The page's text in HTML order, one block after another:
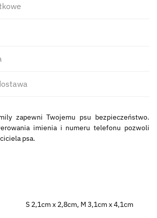
zapewni Twojemu psu bezpieczeństwo.
imienia i numeru telefonu pozwoli
psa.
S 2,1cm x 2,8cm, M 3,1cm x 4,1cm